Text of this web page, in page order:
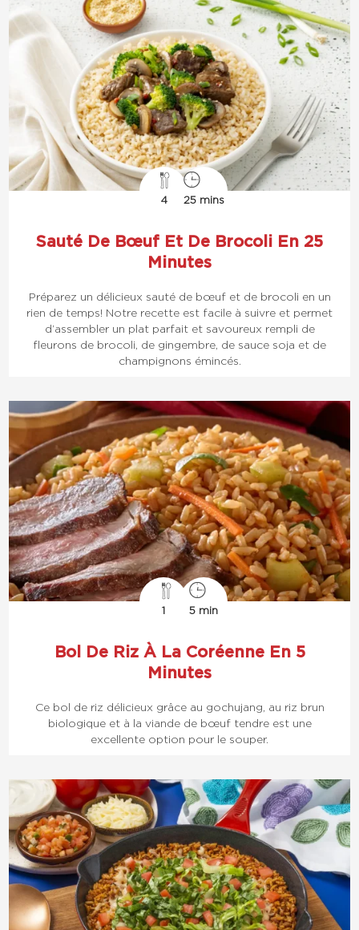
4 25 mins
Sauté De Bœuf Et De Brocoli En 25
Minutes
Préparez un délicieux sauté de bœuf et de brocoli en un
rien de temps! Notre recette est facile à suivre et permet
d’assembler un plat parfait et savoureux rempli de
fleurons de brocoli, de gingembre, de sauce soja et de
champignons émincés.
1 5 min
Bol De Riz À La Coréenne En 5
Minutes
Ce bol de riz délicieux grâce au gochujang, au riz brun
biologique et à la viande de bœuf tendre est une
excellente option pour le souper.